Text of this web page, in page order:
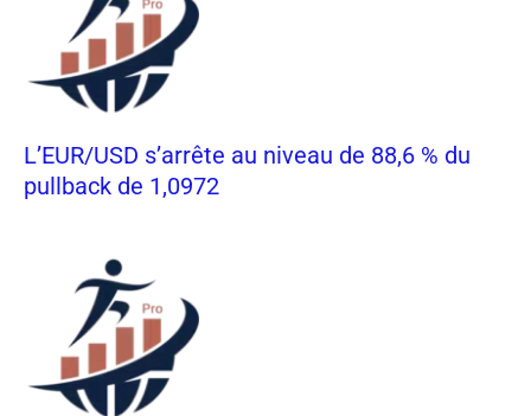
L’EUR/USD s’arrête au niveau de 88,6 % du
pullback de 1,0972